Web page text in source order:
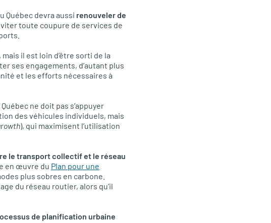
Québec devra aussi renouveler de
toute coupure de services de
il est loin d’être sorti de la
ses engagements, d’autant plus
et les efforts nécessaires à
Québec ne doit pas s’appuyer
des véhicules individuels, mais
), qui maximisent l’utilisation
le transport collectif et le réseau
en œuvre du Plan pour une
plus sobres en carbone.
du réseau routier, alors qu’il
de planification urbaine